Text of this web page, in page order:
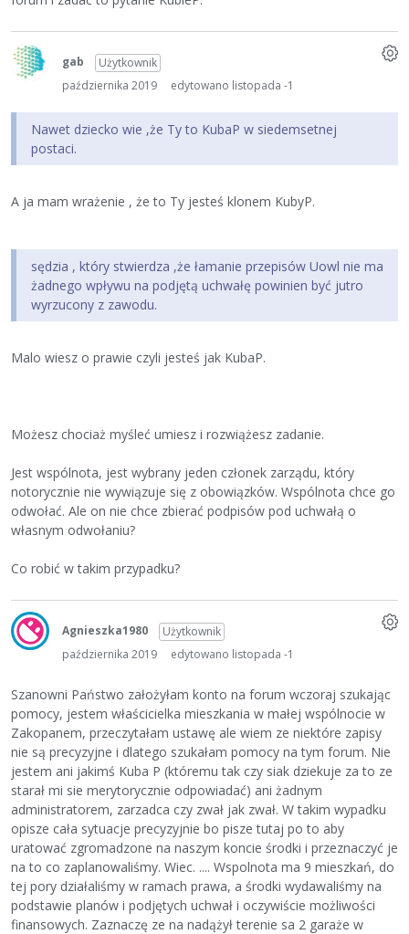
gab
Użytkownik
października 2019
edytowano listopada -1
Nawet dziecko wie ,że Ty to KubaP w siedemsetnej
postaci.
A ja mam wrażenie , że to Ty jesteś klonem KubyP.
sędzia , który stwierdza ,że łamanie przepisów Uowl nie ma
żadnego wpływu na podjętą uchwałę powinien być jutro
wyrzucony z zawodu.
Malo wiesz o prawie czyli jesteś jak KubaP.
Możesz chociaż myśleć umiesz i rozwiążesz zadanie.
Jest wspólnota, jest wybrany jeden członek zarządu, który
notorycznie nie wywiązuje się z obowiązków. Wspólnota chce go
odwołać. Ale on nie chce zbierać podpisów pod uchwałą o
własnym odwołaniu?
Co robić w takim przypadku?
Agnieszka1980
Użytkownik
października 2019
edytowano listopada -1
Szanowni Państwo założyłam konto na forum wczoraj szukając
pomocy, jestem właścicielka mieszkania w małej wspólnocie w
Zakopanem, przeczytałam ustawę ale wiem ze niektóre zapisy
nie są precyzyjne i dlatego szukałam pomocy na tym forum. Nie
jestem ani jakimś Kuba P (któremu tak czy siak dziekuje za to ze
starał mi sie merytorycznie odpowiadać) ani żadnym
administratorem, zarzadca czy zwał jak zwał. W takim wypadku
opisze cała sytuacje precyzyjnie bo pisze tutaj po to aby
uratować zgromadzone na naszym koncie środki i przeznaczyć je
na to co zaplanowaliśmy. Wiec. .... Wspolnota ma 9 mieszkań, do
tej pory działaliśmy w ramach prawa, a środki wydawaliśmy na
podstawie planów i podjętych uchwał i oczywiście możliwości
finansowych. Zaznaczę ze na nadążył terenie sa 2 garaże w